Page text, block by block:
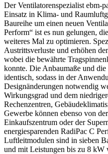
Der Ventilatorenspezialist ebm-
Einsatz in Klima- und
Baureihe um einen neuen
Perform“ ist es nun gelungen,
weiteres Mal zu optimieren.
Austrittsverluste und erhöhen
wobei die bewährte
konnte. Die Anbaumaße und
identisch, sodass in der
Designänderungen notwendig
Wirkungsgrad und dem
Rechenzentren,
Gewerbe können ebenso von
Einkaufszentrum oder der
energiesparenden RadiPac C
Luftleitmodulen sind in sieben
und mit Leistungen bis zu 8 kW